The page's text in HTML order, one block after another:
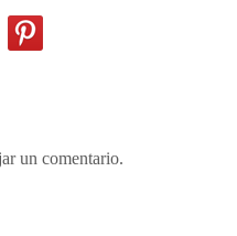
un comentario.